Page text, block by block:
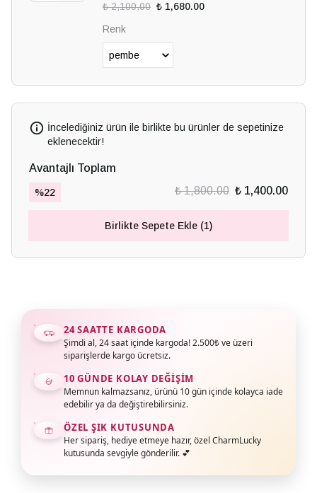
₺ 2,100.00 ₺ 1,680.00
Renk
İncelediğiniz ürün ile birlikte bu ürünler de sepetinize
eklenecektir!
Avantajlı Toplam
%22 ₺ 1,800.00 ₺ 1,400.00
Birlikte Sepete Ekle (1)
24 SAATTE KARGODA
Şimdi al, 24 saat içinde kargoda! 2.500₺ ve üzeri
siparişlerde kargo ücretsiz.
10 GÜNDE KOLAY DEĞIŞIM
Memnun kalmazsanız, ürünü 10 gün içinde kolayca iade
edebilir ya da değiştirebilirsiniz.
ÖZEL ŞIK KUTUSUNDA
Her sipariş, hediye etmeye hazır, özel CharmLucky
kutusunda sevgiyle gönderilir. 💕